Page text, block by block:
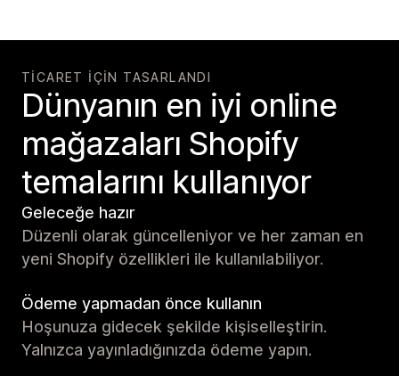
TICARET IÇIN TASARLANDI
Dünyanın en iyi online
mağazaları Shopify
temalarını kullanıyor
Geleceğe hazır
Düzenli olarak güncelleniyor ve her zaman en
yeni Shopify özellikleri ile kullanılabiliyor.
Ödeme yapmadan önce kullanın
Hoşunuza gidecek şekilde kişiselleştirin.
Yalnızca yayınladığınızda ödeme yapın.